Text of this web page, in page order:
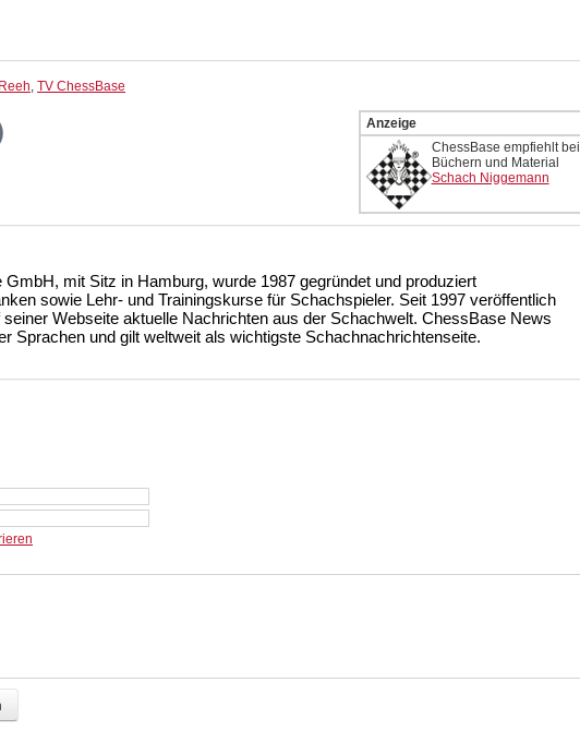
, TV ChessBase
Anzeige
ChessBase empfiehlt bei
Büchern und Material
Schach Niggemann
GmbH, mit Sitz in Hamburg, wurde 1987 gegründet und produziert
sowie Lehr- und Trainingskurse für Schachspieler. Seit 1997 veröffentlich
Webseite aktuelle Nachrichten aus der Schachwelt. ChessBase News
Sprachen und gilt weltweit als wichtigste Schachnachrichtenseite.